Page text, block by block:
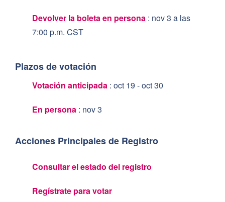
¿Cómo envío mi solicitud de boleta por correo postal?
Devolver la boleta en persona : nov 3 a las
7:00 p.m. CST
Plazos de votación
Votación anticipada : oct 19 -oct 30
En persona : nov 3
Acciones Principales de Registro
Consultar el estado del registro
Regístrate para votar